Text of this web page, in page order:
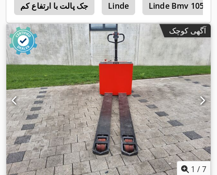
جک پالت با ارتفاع کم Linde Linde Bmv 105
آگهی کوچک
1 /7